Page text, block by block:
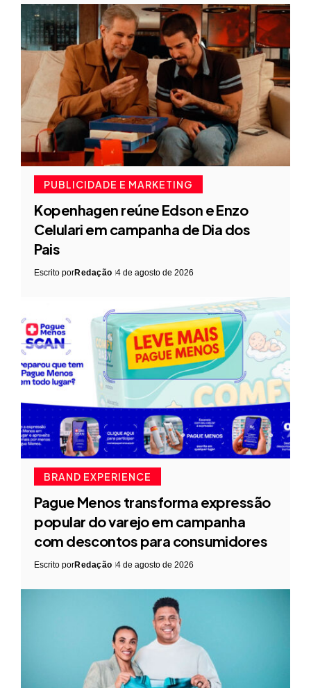
PUBLICIDADE E MARKETING
Kopenhagen reúne Edson e Enzo
Celulari em campanha de Dia dos
Pais
Escrito porRedação 4 de agosto de 2026
BRAND EXPERIENCE
Pague Menos transforma expressão
popular do varejo em campanha
com descontos para consumidores
Escrito porRedação 4 de agosto de 2026